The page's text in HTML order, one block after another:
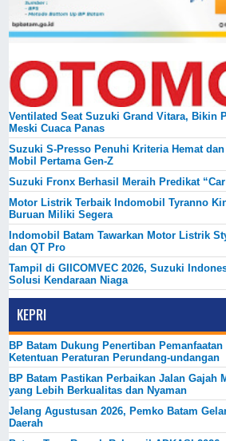
Ventilated Seat Suzuki Grand Vitara, Bikin
Meski Cuaca Panas
Suzuki S-Presso Penuhi Kriteria Hemat
Mobil Pertama Gen-Z
Suzuki Fronx Berhasil Meraih Predikat “Car
Motor Listrik Terbaik Indomobil Tyranno
Buruan Miliki Segera
Indomobil Batam Tawarkan Motor Listrik
dan QT Pro
Tampil di GIICOMVEC 2026, Suzuki
Solusi Kendaraan Niaga
KEPRI
BP Batam Dukung Penertiban
Ketentuan Peraturan Perundang-undangan
BP Batam Pastikan Perbaikan Jalan Gajah
yang Lebih Berkualitas dan Nyaman
Jelang Agustusan 2026, Pemko Batam
Daerah